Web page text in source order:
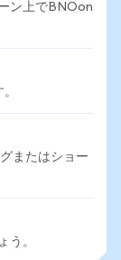
ン上でBNOon
またはショー
う。